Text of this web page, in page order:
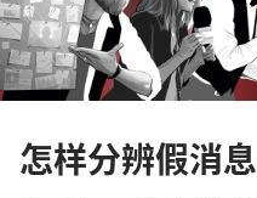
怎样分辨假消息